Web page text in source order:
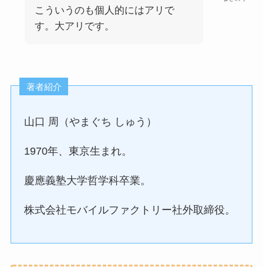
こういうのも個人的にはアリで
す。大アリです。
著者紹介
山口 周（やまぐち しゅう）
1970年、東京生まれ。
慶應義塾大学哲学科卒業。
株式会社モバイルファクトリー社外取締役。